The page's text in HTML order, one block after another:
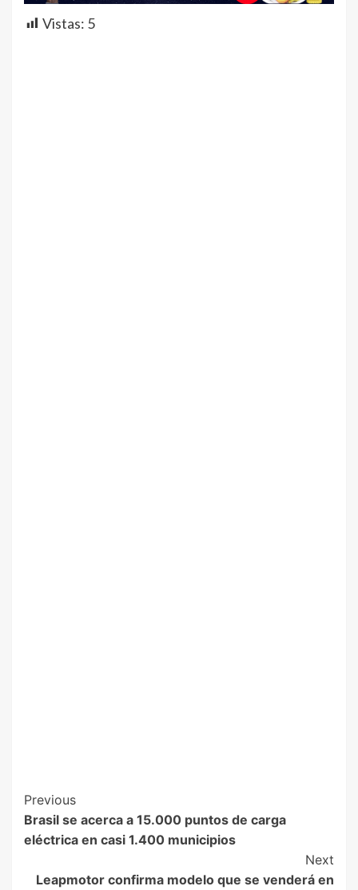
Vistas: 5
Previous
Brasil se acerca a 15.000 puntos de carga
eléctrica en casi 1.400 municipios
Next
Leapmotor confirma modelo que se venderá en